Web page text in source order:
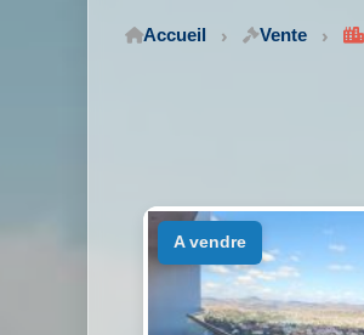
Accueil Vente
a vendre